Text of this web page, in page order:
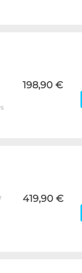
198,90 €
419,90 €